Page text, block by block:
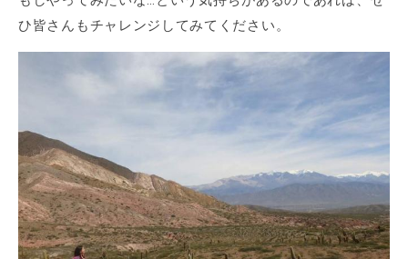
ひ皆さんもチャレンジしてみてください。